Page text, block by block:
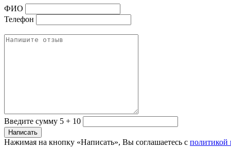
ФИО
Телефон
Введите сумму 5 + 10
Нажимая на кнопку «Написать», Вы соглашаетесь с политикой